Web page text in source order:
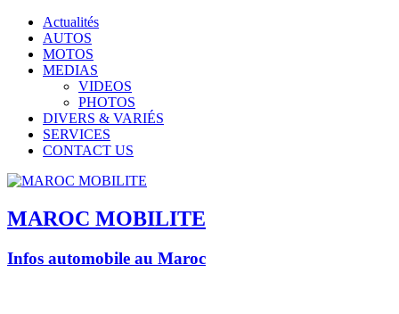
Actualités
AUTOS
MOTOS
MEDIAS
VIDEOS
PHOTOS
DIVERS & VARIÉS
SERVICES
CONTACT US
MAROC MOBILITE
Infos automobile au Maroc